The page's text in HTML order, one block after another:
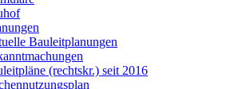
Bauleitplanungen
(rechtskr.) seit 2016